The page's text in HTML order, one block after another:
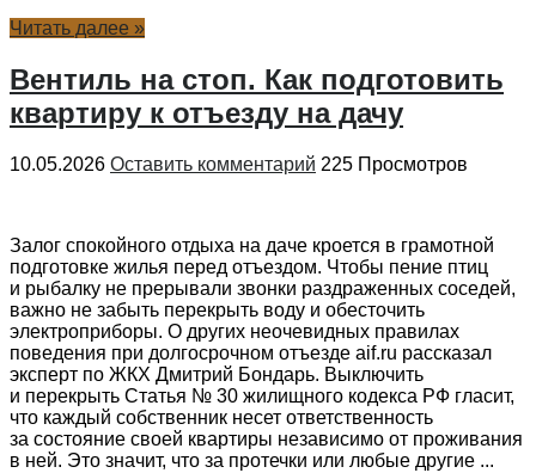
Читать далее »
Вентиль на стоп. Как подготовить
квартиру к отъезду на дачу
10.05.2026 Оставить комментарий 225 Просмотров
Залог спокойного отдыха на даче кроется в грамотной
подготовке жилья перед отъездом. Чтобы пение птиц
и рыбалку не прерывали звонки раздраженных соседей,
важно не забыть перекрыть воду и обесточить
электроприборы. О других неочевидных правилах
поведения при долгосрочном отъезде aif.ru рассказал
эксперт по ЖКХ Дмитрий Бондарь. Выключить
и перекрыть Статья № 30 жилищного кодекса РФ гласит,
что каждый собственник несет ответственность
за состояние своей квартиры независимо от проживания
в ней. Это значит, что за протечки или любые другие ...